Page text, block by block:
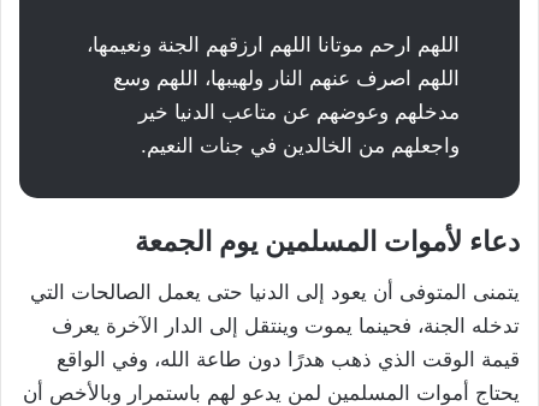
اللهم ارحم موتانا اللهم ارزقهم الجنة ونعيمها،
اللهم اصرف عنهم النار ولهيبها، اللهم وسع
مدخلهم وعوضهم عن متاعب الدنيا خير
واجعلهم من الخالدين في جنات النعيم.
دعاء لأموات المسلمين يوم الجمعة
يتمنى المتوفى أن يعود إلى الدنيا حتى يعمل الصالحات التي
تدخله الجنة، فحينما يموت وينتقل إلى الدار الآخرة يعرف
قيمة الوقت الذي ذهب هدرًا دون طاعة الله، وفي الواقع
يحتاج أموات المسلمين لمن يدعو لهم باستمرار وبالأخص أن